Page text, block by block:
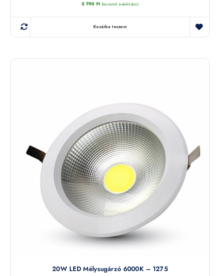
5 790 Ft (készletről érdeklődjön)
Kosárba teszem
20W LED Mélysugárzó 6000K – 1275